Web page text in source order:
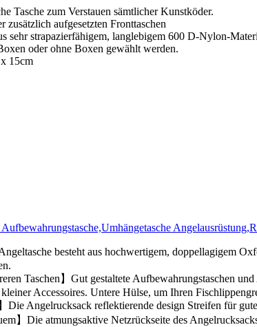
Tasche zum Verstauen sämtlicher Kunstköder.
zusätzlich aufgesetzten Fronttaschen
sehr strapazierfähigem, langlebigem 600 D-Nylon-
oder ohne Boxen gewählt werden.
15cm
besteht aus hochwertigem, doppellagigem
Taschen】Gut gestaltete Aufbewahrungstaschen
Accessoires. Untere Hülse, um Ihren
Die Angelrucksack reflektierende design Streifen für
】Die atmungsaktive Netzrückseite des